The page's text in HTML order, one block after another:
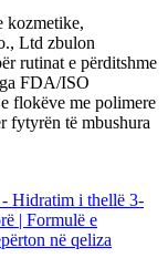
kozmetike,
Ltd zbulon
rutinat e përditshme
FDA/ISO
flokëve me polimere
fytyrën të mbushura